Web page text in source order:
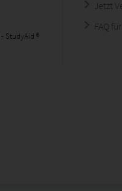
StudyAid ®
Jetzt
FAQ